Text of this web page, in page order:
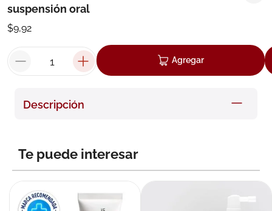
suspensión oral
$9,92
Agregar
Descripción
Te puede interesar
cerave
7. isdin
9 nivea
10.pañales